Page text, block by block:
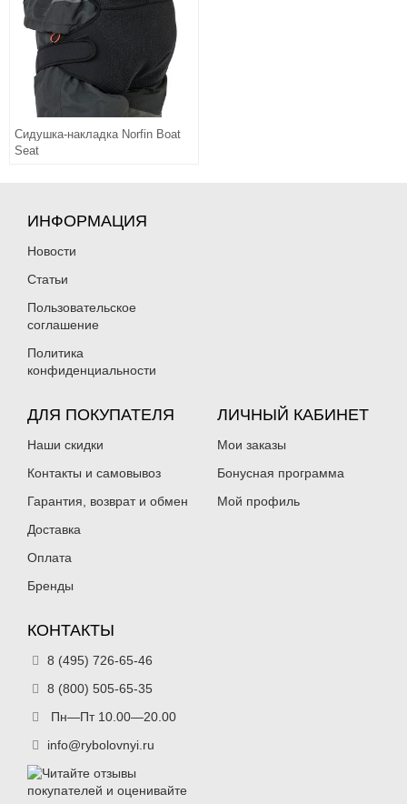
Сидушка-накладка Norfin Boat
Seat
ИНФОРМАЦИЯ
Новости
Статьи
Пользовательское
соглашение
Политика
конфиденциальности
ДЛЯ ПОКУПАТЕЛЯ
Наши скидки
Контакты и самовывоз
Гарантия, возврат и обмен
Доставка
Оплата
Бренды
ЛИЧНЫЙ КАБИНЕТ
Мои заказы
Бонусная программа
Мой профиль
КОНТАКТЫ
8 (495) 726-65-46
8 (800) 505-65-35
Пн—Пт 10.00—20.00
info@rybolovnyi.ru